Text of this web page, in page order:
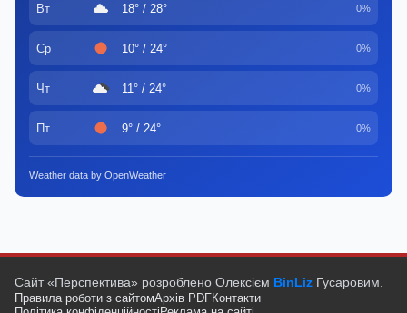
Вт 18° / 28° 0%
Ср 10° / 24° 0%
Чт 11° / 24° 0%
Пт 9° / 24° 0%
Weather data by OpenWeather
Сайт «Перспектива» розроблено Олексієм BinLiz Гусаровим.
Правила роботи з сайтомАрхів PDFКонтакти